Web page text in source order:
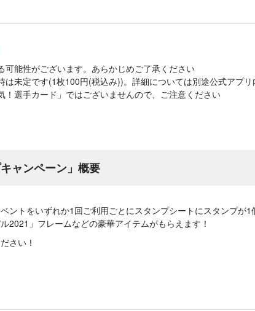
可能性がございます。あらかじめご了承ください
は未定です(1枚100円(税込み))。詳細については別途公式アプ
！選手カード」ではございませんので、ご注意ください
ャンペーン」概要
ントをいずれか1回ご利用ごとにスタンプシートにスタンプが
2021」フレームなどの豪華アイテムがもらえます！
さい！